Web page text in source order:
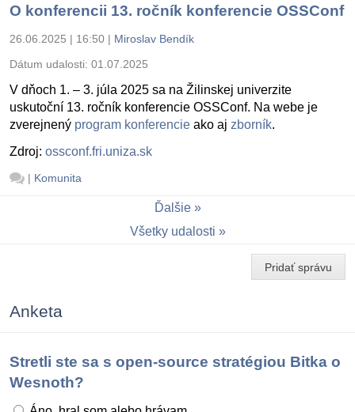
O konferencii 13. ročník konferencie OSSConf
26.06.2025 | 16:50 | Miroslav Bendík
Dátum udalosti: 01.07.2025
V dňoch 1. – 3. júla 2025 sa na Žilinskej univerzite
uskutoční 13. ročník konferencie OSSConf. Na webe je
zverejnený program konferencie ako aj zborník.
Zdroj: ossconf.fri.uniza.sk
| Komunita
Ďalšie
Všetky udalosti
Pridať správu
Anketa
Stretli ste sa s open-source stratégiou Bitka o
Wesnoth?